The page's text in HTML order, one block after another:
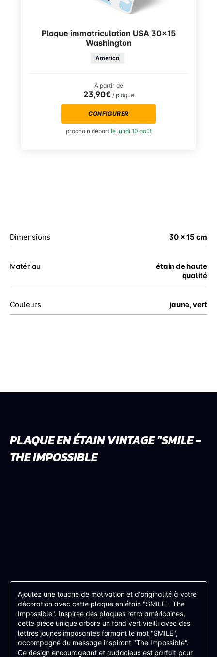
Plaque immatriculation USA 30×15
Washington
America
À partir de
23,90€ / plaque
CONFIGURER
prochain départ le lundi 10 août
Dimensions 30 x 15 cm
Matériau
étain de haute
qualité
Couleurs jaune, vert
PLAQUE EN ÉTAIN VINTAGE "SMILE -
THE IMPOSSIBLE
Ajoutez une touche de motivation et d'originalité à votre
décoration avec cette plaque en étain "SMILE - The
Impossible". Inspirée des plaques rétro américaines,
cette pièce unique arbore un fond vert vieilli avec des
lettres jaunes imposantes formant le mot "SMILE",
accompagné du message inspirant "The Impossible".
Ce design encourageant et audacieux est parfait pour